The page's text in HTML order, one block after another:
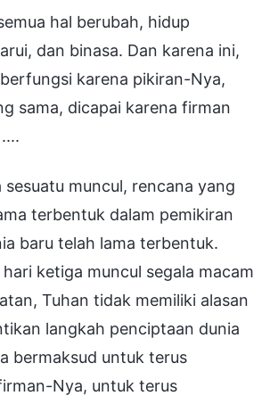
hal berubah, hidup
dan binasa. Dan karena ini,
karena pikiran-Nya,
sama, dicapai karena firman
sesuatu muncul, rencana yang
terbentuk dalam pemikiran
baru telah lama terbentuk.
ketiga muncul segala macam
Tuhan tidak memiliki alasan
langkah penciptaan dunia
bermaksud untuk terus
Nya, untuk terus